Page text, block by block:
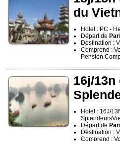
du
Hotel : PC -
Départ de
Destination :
Comprend :
Pension
16j/13n
Hotel : 16J/
Départ de
Destination :
Comprend :